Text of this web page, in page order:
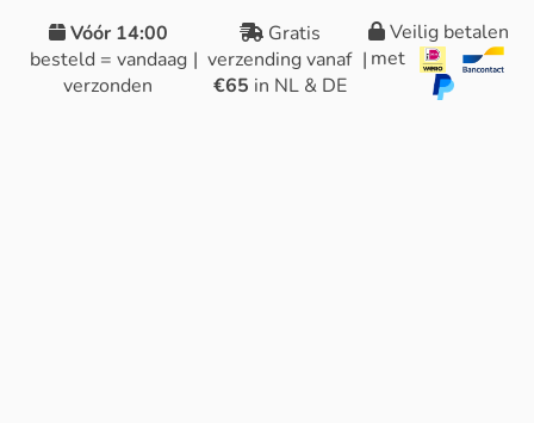
Vóór 14:00
besteld = vandaag
verzonden
|
Gratis
verzending vanaf
€65 in NL & DE
|
Veilig betalen
met